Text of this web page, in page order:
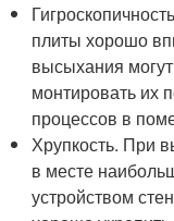
плиты хорошо
высыхания
монтировать их
процессов в
Хрупкость. При
в месте
устройством